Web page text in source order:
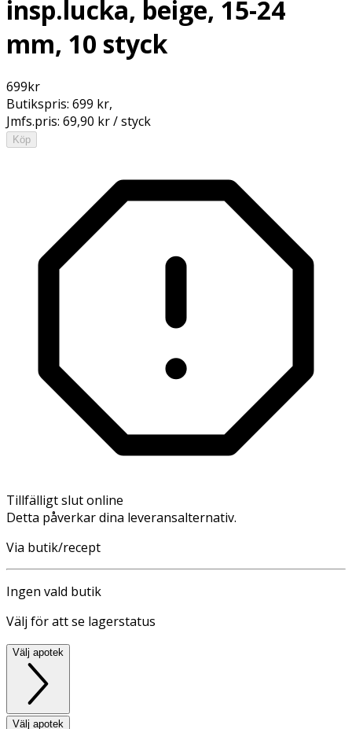
insp.lucka, beige, 15-24
mm, 10 styck
699kr
Butikspris: 699 kr,
Jmfs.pris: 69,90 kr / styck
Köp
Tillfälligt slut online
Detta påverkar dina leveransalternativ.
Via butik/recept
Ingen vald butik
Välj för att se lagerstatus
Välj apotek
Välj apotek